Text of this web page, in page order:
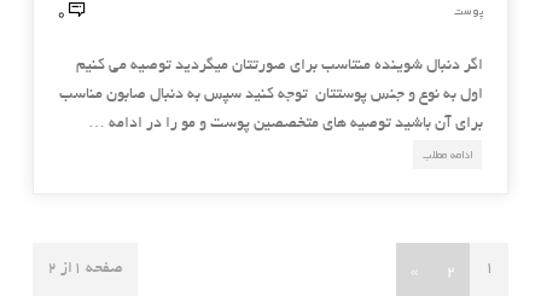
پوست
0
اگر دنبال شوینده منتاسب برای صورتتان میگردید توصیه می کنیم
اول به نوع و جنس پوستتان توجه کنید سپس به دنبال صابون مناسب
برای آن باشید توصیه های متخصصین پوست و مو را در ادامه …
ادامه مطلب
صفحه 1از 2 1
2
»